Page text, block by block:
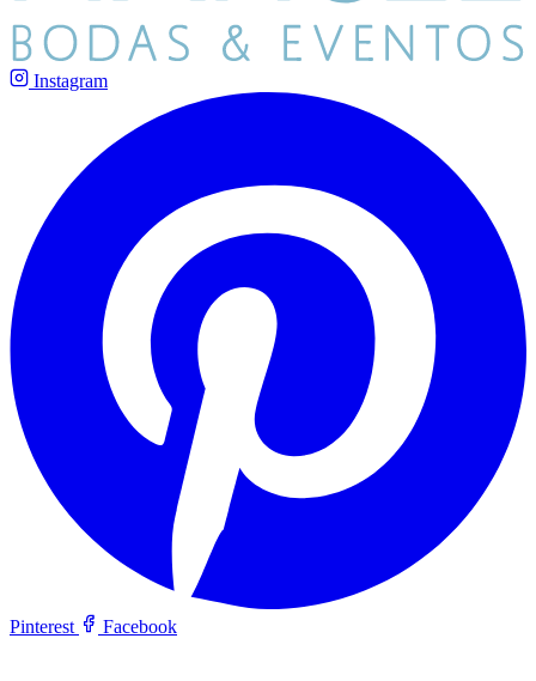
Instagram
Pinterest Facebook